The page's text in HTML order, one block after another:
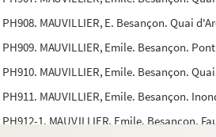
PH908. MAUVILLIER, E. Besançon. Quai
PH909. MAUVILLIER, Emile. Besançon.
PH910. MAUVILLIER, Emile. Besançon.
PH911. MAUVILLIER, Emile. Besançon.
PH912-1. MAUVILLIER, Emile. Besançon.